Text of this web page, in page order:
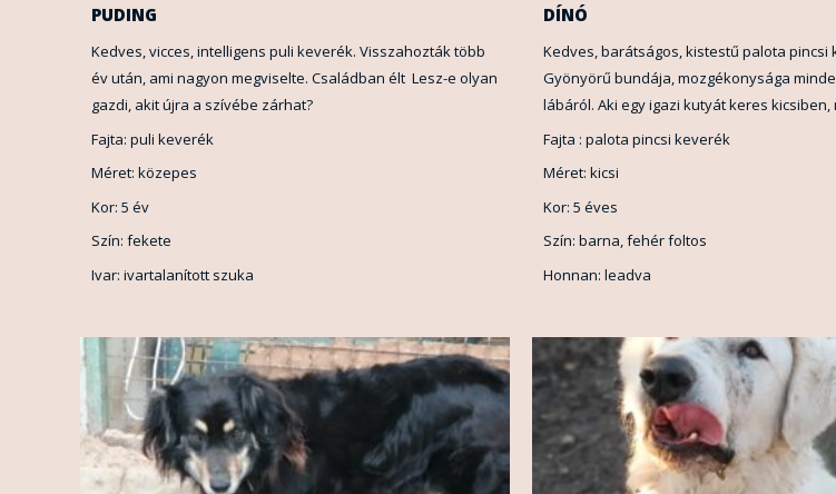
PUDING
Kedves, vicces, intelligens puli keverék. Visszahozták több
év után, ami nagyon megviselte. Családban élt Lesz-e olyan
gazdi, akit újra a szívébe zárhat?
Fajta: puli keverék
Méret: közepes
Kor: 5 év
Szín: fekete
Ivar: ivartalanított szuka
DÍNÓ
Kedves, barátságos, kistestű palota pincsi
Gyönyörű bundája, mozgékonysága
lábáról. Aki egy igazi kutyát keres kicsiben,
Fajta : palota pincsi keverék
Méret: kicsi
Kor: 5 éves
Szín: barna, fehér foltos
Honnan: leadva